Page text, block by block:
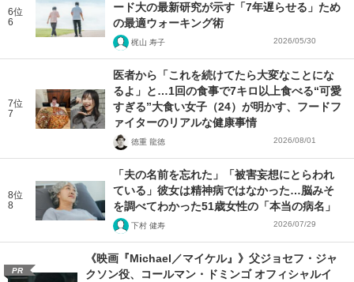
6位
6
ード大の最新研究が示す「7年遅らせる」ため
の最適ウォーキング術
梶山 寿子 2026/05/30
7位
7
医者から「これを続けてたら大変なことにな
るよ」と…1回の食事で7キロ以上食べる“可愛
すぎる”大食い女子（24）が明かす、フードフ
ァイターのリアルな健康事情
徳重 龍徳 2026/08/01
8位
8
「夫の名前を忘れた」「被害妄想にとらわれ
ている」彼女は精神病ではなかった…脳みそ
を調べてわかった51歳女性の「本当の病名」
下村 健寿 2026/07/29
PR
《映画『Michael／マイケル』》父ジョセフ・ジャ
クソン役、コールマン・ドミンゴ オフィシャルイ